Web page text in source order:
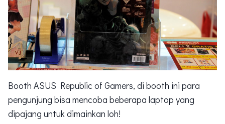
Booth ASUS Republic of Gamers, di booth ini para
pengunjung bisa mencoba beberapa laptop yang
dipajang untuk dimainkan loh!